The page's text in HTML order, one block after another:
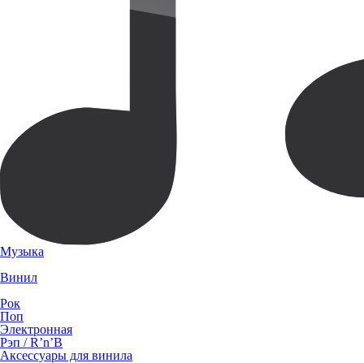
Музыка
Винил
Рок
Поп
Электронная
Рэп / R’n’B
Аксессуары для винила